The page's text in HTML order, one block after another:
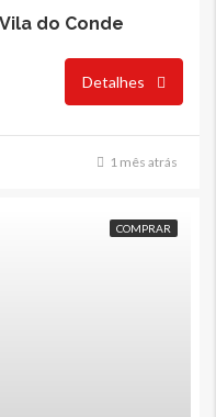
do Conde
Detalhes
1 mês atrás
COMPRAR